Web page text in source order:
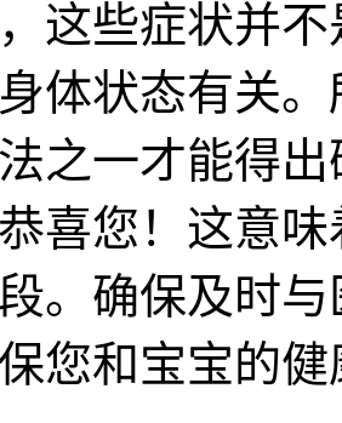
些症状并不
体状态有关
法之一才能得
喜您！这意
。确保及时
您和宝宝的健